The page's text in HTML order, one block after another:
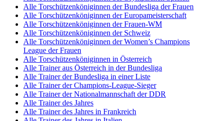
Alle Torschützenköniginnen der Bundesliga der Frauen
Alle Torschützenköniginnen der Europameisterschaft
Alle Torschützenköniginnen der Frauen-WM
Alle Torschützenköniginnen der Schweiz
Alle Torschützenköniginnen der Women’s Champions
League der Frauen
Alle Torschützenköniginnen in Österreich
Alle Trainer aus Österreich in der Bundesliga
Alle Trainer der Bundesliga in einer Liste
Alle Trainer der Champions-League-Sieger
Alle Trainer der Nationalmannschaft der DDR
Alle Trainer des Jahres
Alle Trainer des Jahres in Frankreich